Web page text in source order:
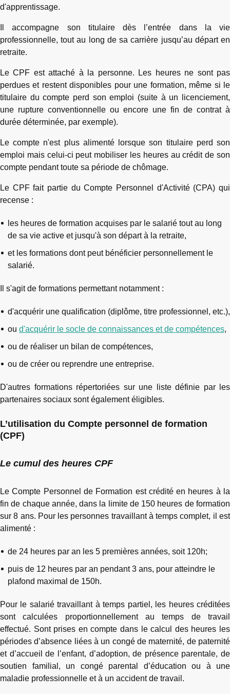
d'apprentissage.
Il accompagne son titulaire dès l’entrée dans la vie
professionnelle, tout au long de sa carrière jusqu’au départ en
retraite.
Le CPF est attaché à la personne. Les heures ne sont pas
perdues et restent disponibles pour une formation, même si le
titulaire du compte perd son emploi (suite à un licenciement,
une rupture conventionnelle ou encore une fin de contrat à
durée déterminée, par exemple).
Le compte n'est plus alimenté lorsque son titulaire perd son
emploi mais celui-ci peut mobiliser les heures au crédit de son
compte pendant toute sa période de chômage.
Le CPF fait partie du Compte Personnel d'Activité (CPA) qui
recense :
les heures de formation acquises par le salarié tout au long
de sa vie active et jusqu'à son départ à la retraite,
et les formations dont peut bénéficier personnellement le
salarié.
Il s'agit de formations permettant notamment :
d'acquérir une qualification (diplôme, titre professionnel, etc.),
ou d'acquérir le socle de connaissances et de compétences,
ou de réaliser un bilan de compétences,
ou de créer ou reprendre une entreprise.
D'autres formations répertoriées sur une liste définie par les
partenaires sociaux sont également éligibles.
L’utilisation du Compte personnel de formation
(CPF)
Le cumul des heures CPF
Le Compte Personnel de Formation est crédité en heures à la
fin de chaque année, dans la limite de 150 heures de formation
sur 8 ans. Pour les personnes travaillant à temps complet, il est
alimenté :
de 24 heures par an les 5 premières années, soit 120h;
puis de 12 heures par an pendant 3 ans, pour atteindre le
plafond maximal de 150h.
Pour le salarié travaillant à temps partiel, les heures créditées
sont calculées proportionnellement au temps de travail
effectué. Sont prises en compte dans le calcul des heures les
périodes d’absence liées à un congé de maternité, de paternité
et d’accueil de l’enfant, d’adoption, de présence parentale, de
soutien familial, un congé parental d’éducation ou à une
maladie professionnelle et à un accident de travail.